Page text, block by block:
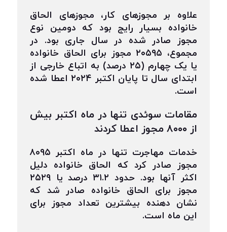
علاوه بر مجوزهای کار، مجوزهای الحاق
خانواده بسیار رایج بود که دومین نوع
مجوز صادر شده در سال جاری بود. در
مجموع، ۲۰۵۹۵ مجوز برای الحاق خانواده
یا یک چهارم (۲۵ درصد) به اتباع خارجی از
ابتدای سال تا پایان اکتبر ۲۰۲۴ اعطا شده
است.
مقامات سوئدی تنها در ماه اکتبر بیش
از ۸۰۰۰ مجوز اعطا کردند
خدمات مهاجرت تنها در ماه اکتبر ۸۰۹۵
مجوز صادر کرد که الحاق خانواده دلیل
اکثر آنها بود. حدود ۳۱.۲ درصد یا ۲۵۲۹
مجوز برای الحاق خانواده صادر شد که
نشان دهنده بیشترین تعداد مجوز برای
این ماه است.